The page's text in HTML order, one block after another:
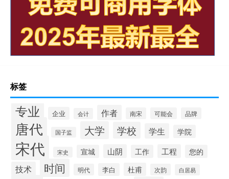
标签
专业 企业 会计 作者 南宋 可能会 品牌
唐代 国子监 大学 学校 学生 学院
宋代 宋史 宣城 山阴 工作 工程 您的
技术 时间 明代 李白 杜甫 次韵 白居易